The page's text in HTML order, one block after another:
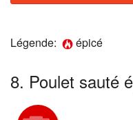
Légende: épicé
8. Poulet sauté